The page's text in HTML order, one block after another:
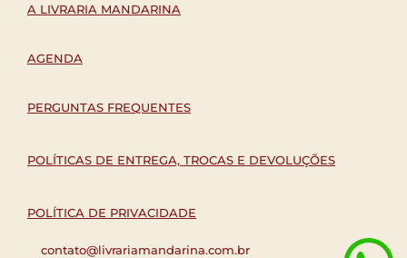
A LIVRARIA MANDARINA
AGENDA
PERGUNTAS FREQUENTES
POLÍTICAS DE ENTREGA, TROCAS E DEVOLUÇÕES
POLÍTICA DE PRIVACIDADE
contato@livrariamandarina.com.br